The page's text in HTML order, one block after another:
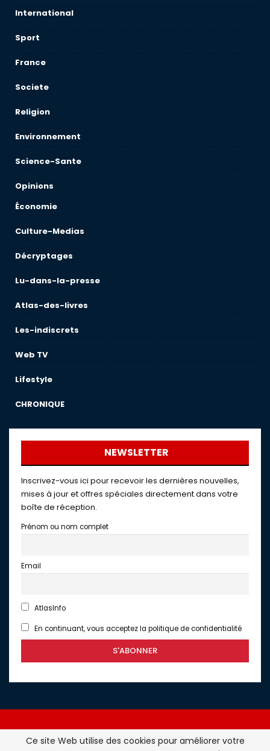
International
Sport
France
Societe
Religion
Environnement
Science-Sante
Opinions
Économie
Culture-Medias
Décryptages
Lu-dans-la-presse
Atlas-des-livres
Les-indiscrets
Web TV
Lifestyle
CHRONIQUE
NEWSLETTER
Inscrivez-vous ici pour recevoir les dernières nouvelles,
mises à jour et offres spéciales directement dans votre
boîte de réception.
Prénom ou nom complet
Email
AtlasInfo
En continuant, vous acceptez la politique de confidentialité
Ce site Web utilise des cookies pour améliorer votre